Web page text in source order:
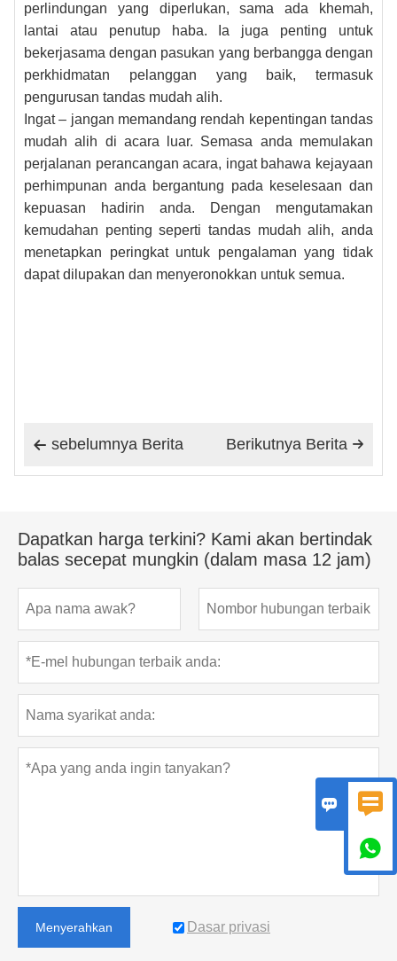
perlindungan yang diperlukan, sama ada khemah,
lantai atau penutup haba. Ia juga penting untuk
bekerjasama dengan pasukan yang berbangga dengan
perkhidmatan pelanggan yang baik, termasuk
pengurusan tandas mudah alih.
Ingat – jangan memandang rendah kepentingan tandas
mudah alih di acara luar. Semasa anda memulakan
perjalanan perancangan acara, ingat bahawa kejayaan
perhimpunan anda bergantung pada keselesaan dan
kepuasan hadirin anda. Dengan mengutamakan
kemudahan penting seperti tandas mudah alih, anda
menetapkan peringkat untuk pengalaman yang tidak
dapat dilupakan dan menyeronokkan untuk semua.
 sebelumnya Berita 
Berikutnya Berita
Dapatkan harga terkini? Kami akan bertindak
balas secepat mungkin (dalam masa 12 jam)
Menyerahkan Dasar privasi
 
